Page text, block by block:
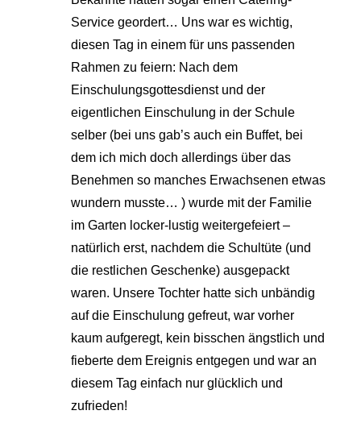
Service geordert… Uns war es wichtig,
diesen Tag in einem für uns passenden
Rahmen zu feiern: Nach dem
Einschulungsgottesdienst und der
eigentlichen Einschulung in der Schule
selber (bei uns gab’s auch ein Buffet, bei
dem ich mich doch allerdings über das
Benehmen so manches Erwachsenen etwas
wundern musste… ) wurde mit der Familie
im Garten locker-lustig weitergefeiert –
natürlich erst, nachdem die Schultüte (und
die restlichen Geschenke) ausgepackt
waren. Unsere Tochter hatte sich unbändig
auf die Einschulung gefreut, war vorher
kaum aufgeregt, kein bisschen ängstlich und
fieberte dem Ereignis entgegen und war an
diesem Tag einfach nur glücklich und
zufrieden!